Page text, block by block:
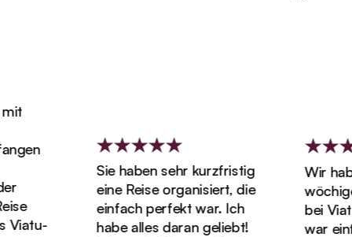
Sie haben sehr kurzfristig
eine Reise organisiert, die
einfach perfekt war. Ich
habe alles daran geliebt!
Wir
bei
war